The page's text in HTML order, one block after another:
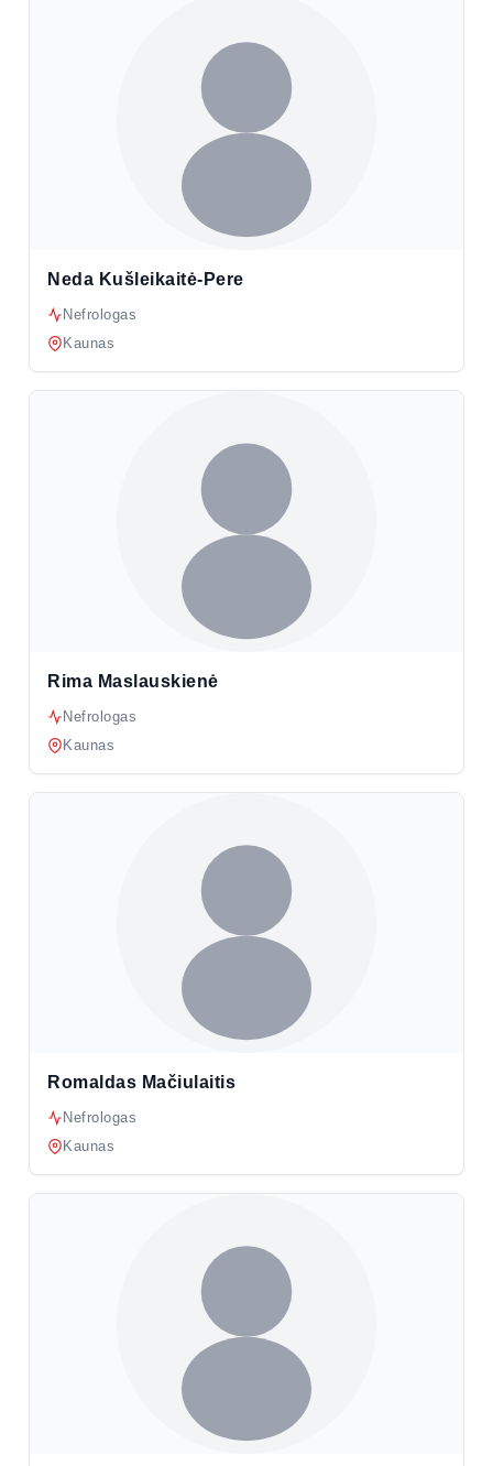
Neda Kušleikaitė-Pere
Nefrologas
Kaunas
Rima Maslauskienė
Nefrologas
Kaunas
Romaldas Mačiulaitis
Nefrologas
Kaunas